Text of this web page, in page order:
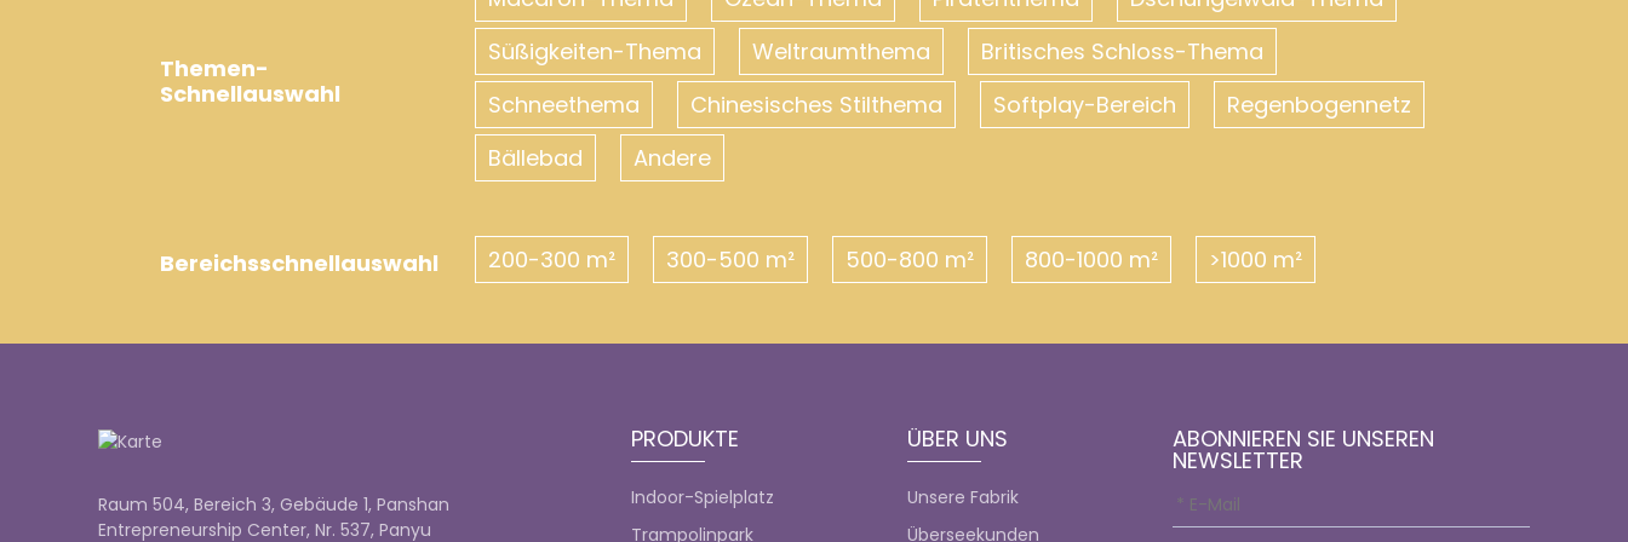
Spielgeräte
Themen-
Schnellauswahl
Süßigkeiten-Thema
Weltraumthema
Britisches Schloss-Thema
Schneethema
Chinesisches Stilthema Softplay-Bereich
Regenbogennetz
Bällebad
Andere
Bereichsschnellauswahl 200-300 m² 300-500 m² 500-800 m² 800-1000 m² >1000 m²
Raum 504, Bereich 3, Gebäude 1, Panshan
Entrepreneurship Center, Nr. 537, Panyu
PRODUKTE
Indoor-Spielplatz
Trampolinpark
ÜBER UNS
Unsere Fabrik
Überseekunden
ABONNIEREN SIE UNSEREN
NEWSLETTER